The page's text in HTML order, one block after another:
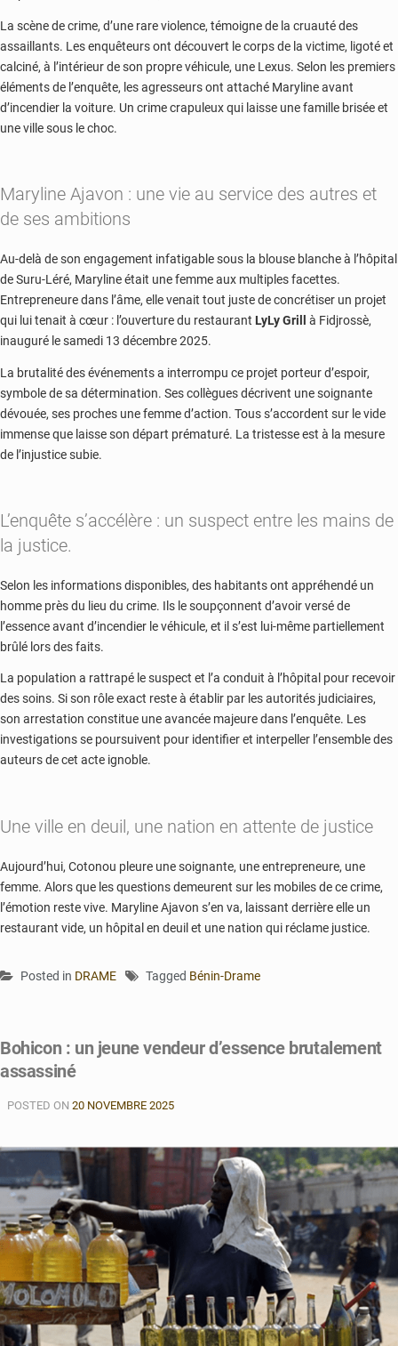
La scène de crime, d’une rare violence, témoigne de la cruauté des
assaillants. Les enquêteurs ont découvert le corps de la victime, ligoté et
calciné, à l’intérieur de son propre véhicule, une Lexus. Selon les premiers
éléments de l’enquête, les agresseurs ont attaché Maryline avant
d’incendier la voiture. Un crime crapuleux qui laisse une famille brisée et
une ville sous le choc.
Maryline Ajavon : une vie au service des autres et
de ses ambitions
Au-delà de son engagement infatigable sous la blouse blanche à l’hôpital
de Suru-Léré, Maryline était une femme aux multiples facettes.
Entrepreneure dans l’âme, elle venait tout juste de concrétiser un projet
qui lui tenait à cœur : l’ouverture du restaurant LyLy Grill
à Fidjrossè,
inauguré le samedi 13 décembre 2025.
La brutalité des événements a interrompu ce projet porteur d’espoir,
symbole de sa détermination. Ses collègues décrivent une soignante
dévouée, ses proches une femme d’action. Tous s’accordent sur le vide
immense que laisse son départ prématuré. La tristesse est à la mesure
de l’injustice subie.
L’enquête s’accélère : un suspect entre les mains de
la justice.
Selon les informations disponibles, des habitants ont appréhendé un
homme près du lieu du crime. Ils le soupçonnent d’avoir versé de
l’essence avant d’incendier le véhicule, et il s’est lui-même partiellement
brûlé lors des faits.
La population a rattrapé le suspect et l’a conduit à l’hôpital pour recevoir
des soins. Si son rôle exact reste à établir par les autorités judiciaires,
son arrestation constitue une avancée majeure dans l’enquête. Les
investigations se poursuivent pour identifier et interpeller l’ensemble des
auteurs de cet acte ignoble.
Une ville en deuil, une nation en attente de justice
Aujourd’hui, Cotonou pleure une soignante, une entrepreneure, une
femme. Alors que les questions demeurent sur les mobiles de ce crime,
l’émotion reste vive. Maryline Ajavon s’en va, laissant derrière elle un
restaurant vide, un hôpital en deuil et une nation qui réclame justice.
Posted in DRAME Tagged Bénin-Drame
Bohicon : un jeune vendeur d’essence brutalement
assassiné
POSTED ON 20 NOVEMBRE 2025